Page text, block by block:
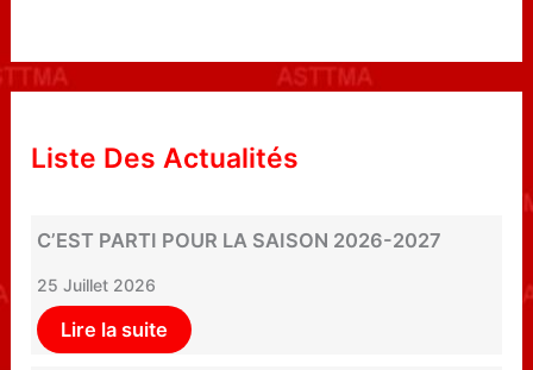
Liste Des Actualités
C’EST PARTI POUR LA SAISON 2026-2027
25 Juillet 2026
Lire la suite